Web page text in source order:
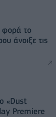
φορά το
άνοιξε τις
«Dust
Premiere